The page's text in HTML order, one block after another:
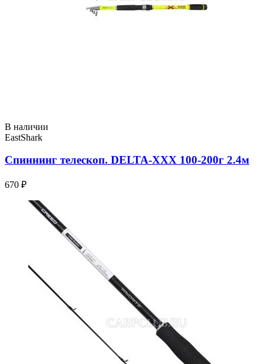
В наличии
EastShark
Спиннинг телескоп. DELTA-XXX 100-200г 2.4м
670 ₽